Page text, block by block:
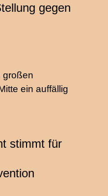
gegen
stimmt für